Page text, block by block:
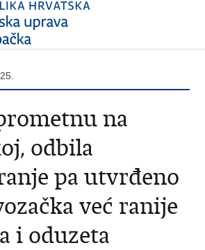
na
odbila
pa utvrđeno
već ranije
i oduzeta